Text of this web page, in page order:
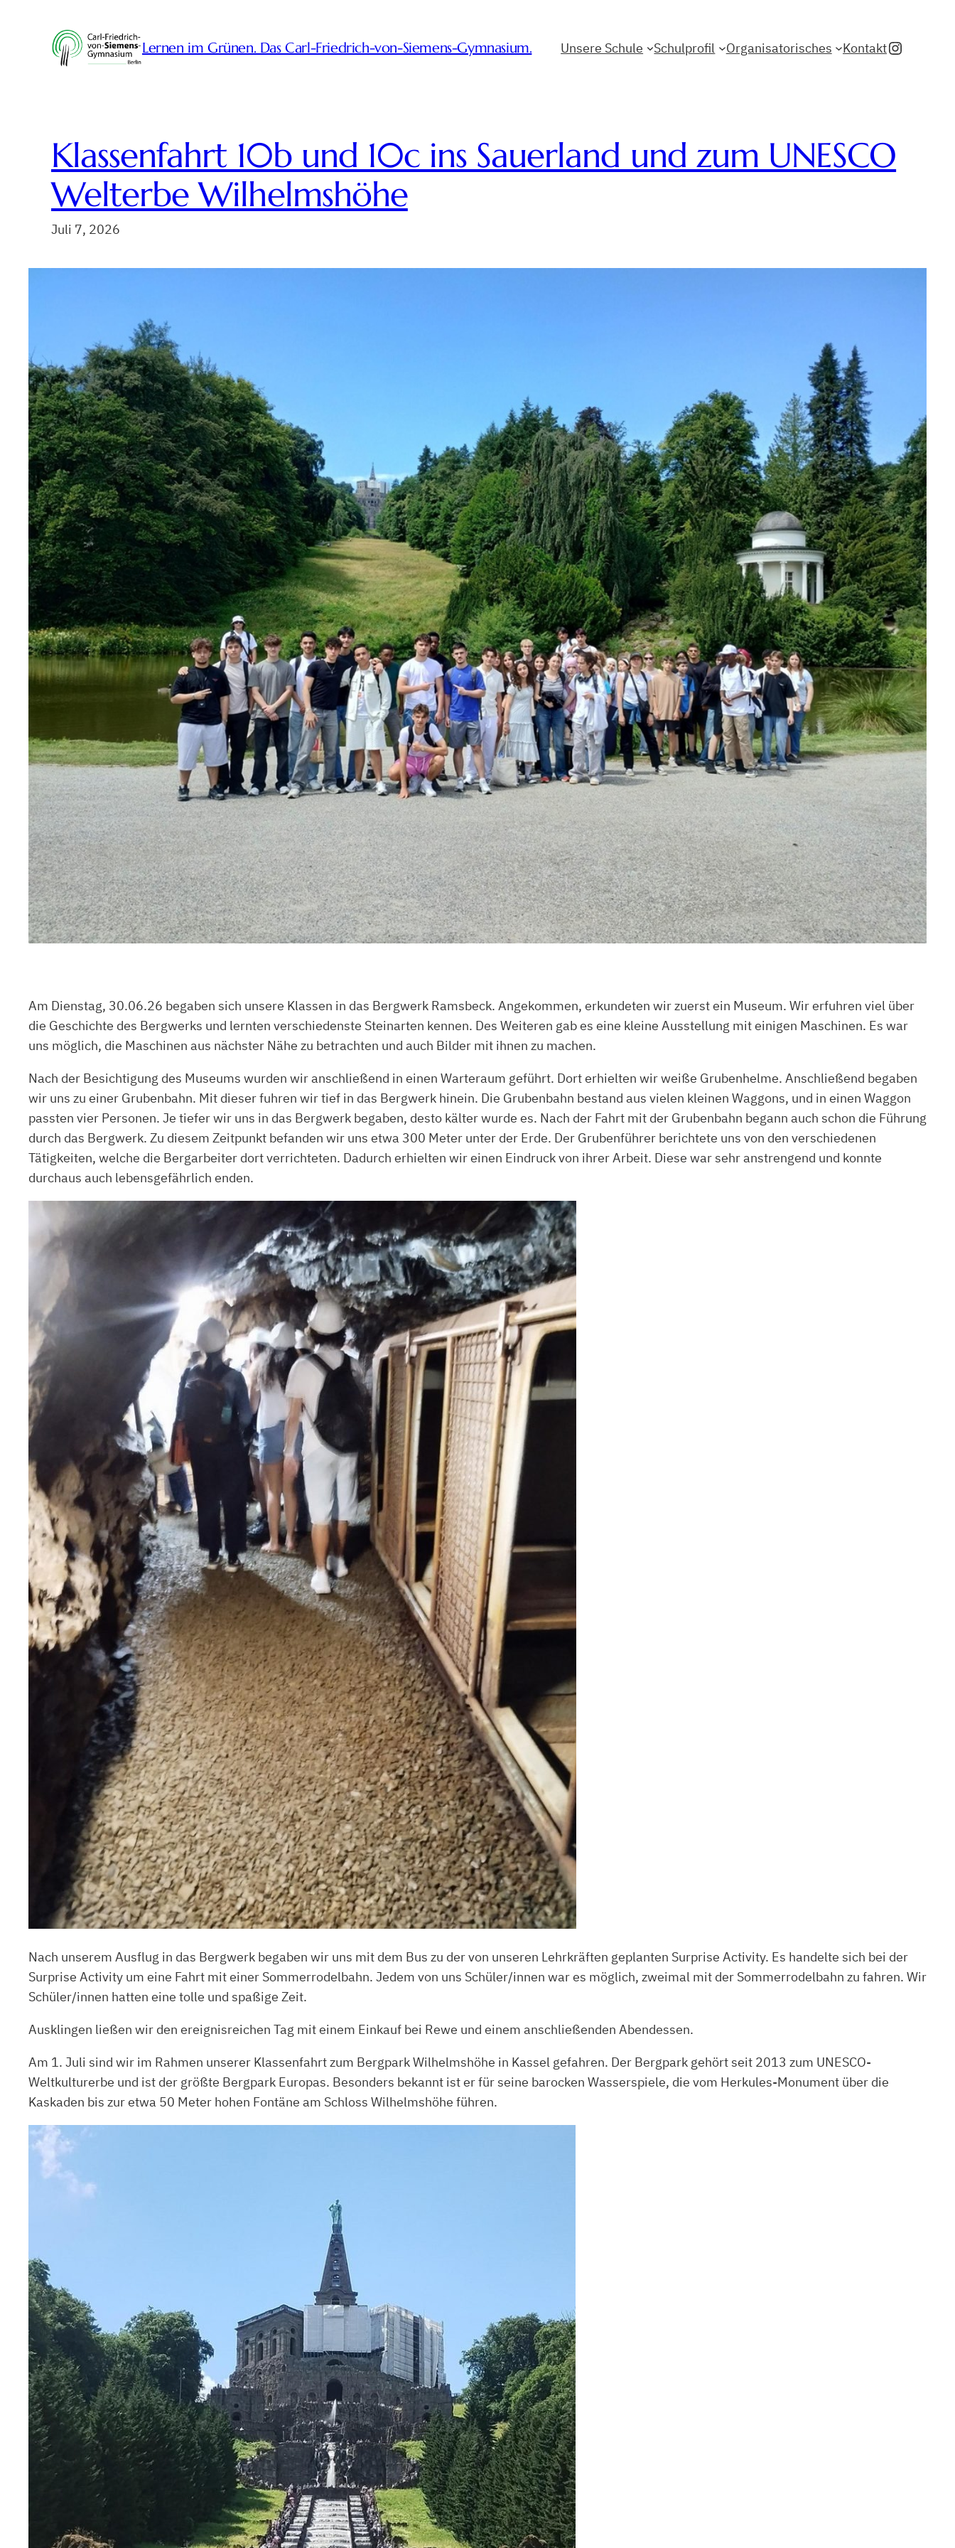
springen
Lernen im Grünen. Das Carl-Friedrich-von-Siemens-Gymnasium. Unsere Schule Schulprofil Organisatorisches Kontakt
Klassenfahrt 10b und 10c ins Sauerland und zum UNESCO
Welterbe Wilhelmshöhe
Juli 7, 2026
Am Dienstag, 30.06.26 begaben sich unsere Klassen in das Bergwerk Ramsbeck. Angekommen, erkundeten wir zuerst ein Museum. Wir erfuhren viel über
die Geschichte des Bergwerks und lernten verschiedenste Steinarten kennen. Des Weiteren gab es eine kleine Ausstellung mit einigen Maschinen. Es war
uns möglich, die Maschinen aus nächster Nähe zu betrachten und auch Bilder mit ihnen zu machen.
Nach der Besichtigung des Museums wurden wir anschließend in einen Warteraum geführt. Dort erhielten wir weiße Grubenhelme. Anschließend begaben
wir uns zu einer Grubenbahn. Mit dieser fuhren wir tief in das Bergwerk hinein. Die Grubenbahn bestand aus vielen kleinen Waggons, und in einen Waggon
passten vier Personen. Je tiefer wir uns in das Bergwerk begaben, desto kälter wurde es. Nach der Fahrt mit der Grubenbahn begann auch schon die Führung
durch das Bergwerk. Zu diesem Zeitpunkt befanden wir uns etwa 300 Meter unter der Erde. Der Grubenführer berichtete uns von den verschiedenen
Tätigkeiten, welche die Bergarbeiter dort verrichteten. Dadurch erhielten wir einen Eindruck von ihrer Arbeit. Diese war sehr anstrengend und konnte
durchaus auch lebensgefährlich enden.
Nach unserem Ausflug in das Bergwerk begaben wir uns mit dem Bus zu der von unseren Lehrkräften geplanten Surprise Activity. Es handelte sich bei der
Surprise Activity um eine Fahrt mit einer Sommerrodelbahn. Jedem von uns Schüler/innen war es möglich, zweimal mit der Sommerrodelbahn zu fahren. Wir
Schüler/innen hatten eine tolle und spaßige Zeit.
Ausklingen ließen wir den ereignisreichen Tag mit einem Einkauf bei Rewe und einem anschließenden Abendessen.
Am 1. Juli sind wir im Rahmen unserer Klassenfahrt zum Bergpark Wilhelmshöhe in Kassel gefahren. Der Bergpark gehört seit 2013 zum UNESCO-
Weltkulturerbe und ist der größte Bergpark Europas. Besonders bekannt ist er für seine barocken Wasserspiele, die vom Herkules-Monument über die
Kaskaden bis zur etwa 50 Meter hohen Fontäne am Schloss Wilhelmshöhe führen.